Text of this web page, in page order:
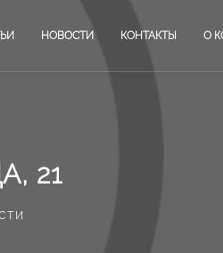
НОВОСТИ КОНТАКТЫ О
21